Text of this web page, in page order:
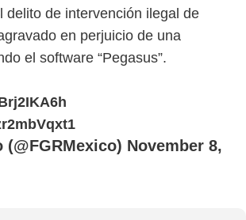
delito de intervención ilegal de
en perjuicio de una
el software “Pegasus”.
November 8,